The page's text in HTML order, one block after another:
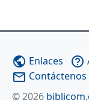
public Enlaces help_outline
mail_outline Contáctenos
© 2026